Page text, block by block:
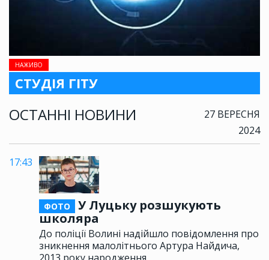
НАЖИВО
СТУДІЯ ГІТУ
ОСТАННІ НОВИНИ
27 ВЕРЕСНЯ
2024
17:43
ФОТО
У Луцьку розшукують
школяра
До поліції Волині надійшло повідомлення про
зникнення малолітнього Артура Найдича,